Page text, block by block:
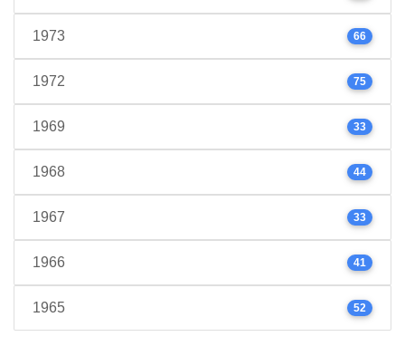
1973 66
1972 75
1969 33
1968 44
1967 33
1966 41
1965 52